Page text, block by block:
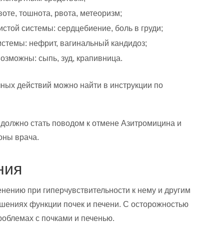
тошнота, рвота, метеоризм;
системы: сердцебиение, боль в груди;
нефрит, вагинальный кандидоз;
сыпь, зуд, крапивница.
действий можно найти в инструкции по
стать поводом к отмене Азитромицина и
врача.
при гиперчувствительности к нему и другим
функции почек и печени. С осторожностью
с почками и печенью.